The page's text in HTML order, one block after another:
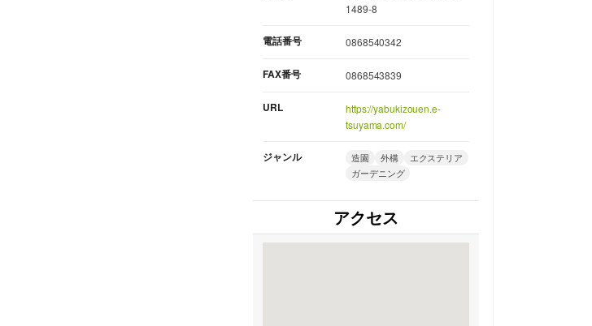
1489-8
電話番号 0868540342
FAX番号 0868543839
URL
https://yabukizouen.e-
tsuyama.com/
ジャンル 造園 外構
エクステリア
ガーデニング
アクセス